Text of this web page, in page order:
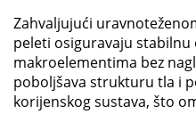
Zahvaljujući
peleti osiguravaju
makroelementima bez
poboljšava strukturu tla i
korijenskog sustava, što